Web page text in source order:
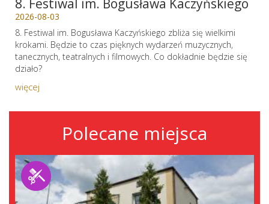
8. Festiwal im. Bogusława Kaczyńskiego
2026-08-03
8. Festiwal im. Bogusława Kaczyńskiego zbliża się wielkimi
krokami. Będzie to czas pięknych wydarzeń muzycznych,
tanecznych, teatralnych i filmowych. Co dokładnie będzie się
działo?
więcej
Polecane miejsca